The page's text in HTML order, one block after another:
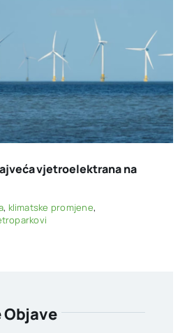
vjetroelektrana na
, klimatske promjene,